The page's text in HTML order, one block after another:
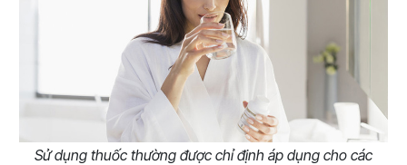
Sử dụng thuốc thường được chỉ định áp dụng cho các